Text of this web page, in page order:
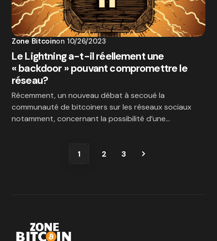
Zone Bitcoinon 10/26/2023
Le Lightning a-t-il réellement une
« backdoor » pouvant compromettre le
réseau?
Récemment, un nouveau débat à secoué la
communauté de bitcoiners sur les réseaux sociaux
notamment, concernant la possibilité d’une…
1 2 3